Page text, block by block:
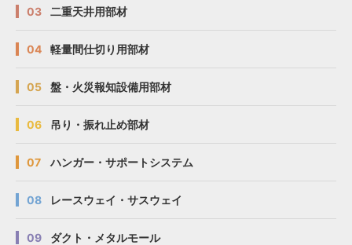
03 二重天井用部材
04 軽量間仕切り用部材
05 盤・火災報知設備用部材
06 吊り・振れ止め部材
07 ハンガー・サポートシステム
08 レースウェイ・サスウェイ
09 ダクト・メタルモール